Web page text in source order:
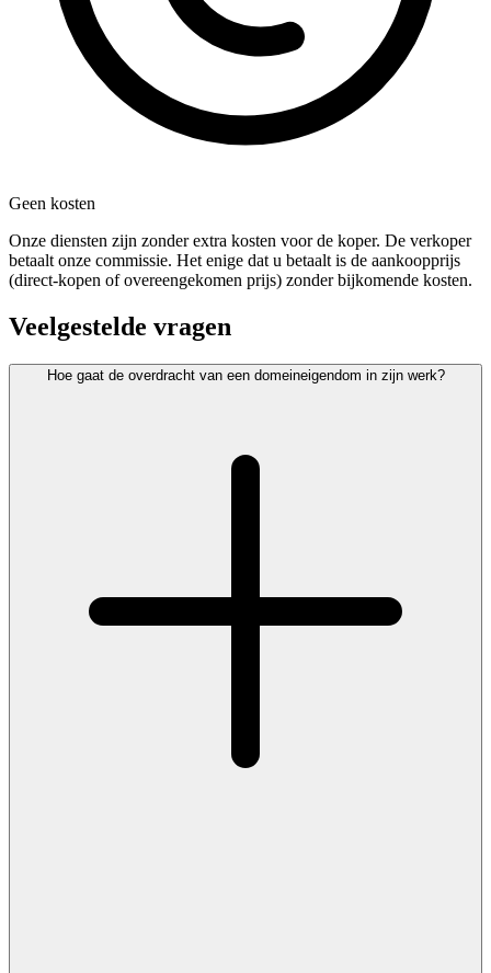
Geen kosten
Onze diensten zijn zonder extra kosten voor de koper. De verkoper
betaalt onze commissie. Het enige dat u betaalt is de aankoopprijs
(direct-kopen of overeengekomen prijs) zonder bijkomende kosten.
Veelgestelde vragen
Hoe gaat de overdracht van een domeineigendom in zijn werk?